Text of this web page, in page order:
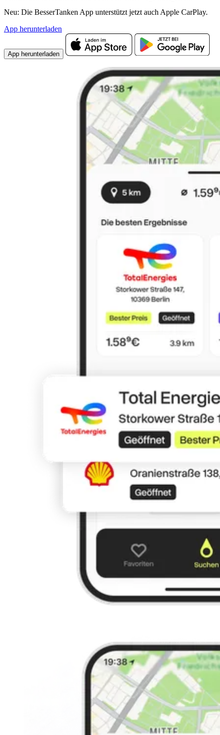
Neu: Die BesserTanken App unterstützt jetzt auch Apple CarPlay.
App herunterladen
App herunterladen